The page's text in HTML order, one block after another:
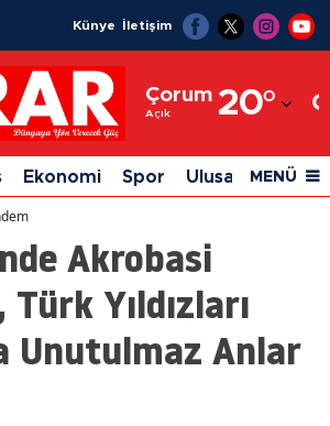
Künye İletişim
Çorum
Açık 20°
Adıyaman
Afyonkarahisar
Ağrı
Amasya
Ankara
Antalya
Ekonomi Spor Ulusal Siyaset
MENÜ
Akrobasi
Türk Yıldızları
Unutulmaz Anlar